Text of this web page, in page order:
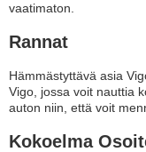
vaatimaton.
Rannat
Hämmästyttävä asia
Vigo, jossa voit nauttia
auton niin, että voit
Kokoelma